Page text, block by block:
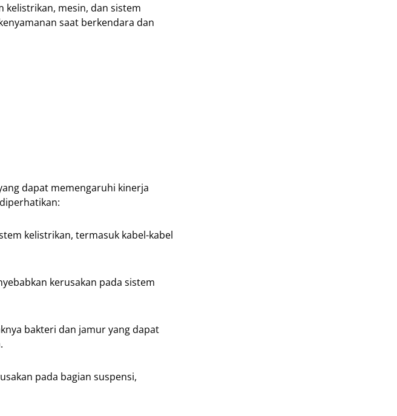
kelistrikan, mesin, dan sistem
saat berkendara dan
dapat memengaruhi kinerja
kelistrikan, termasuk kabel-kabel
kerusakan pada sistem
bakteri dan jamur yang dapat
pada bagian suspensi,